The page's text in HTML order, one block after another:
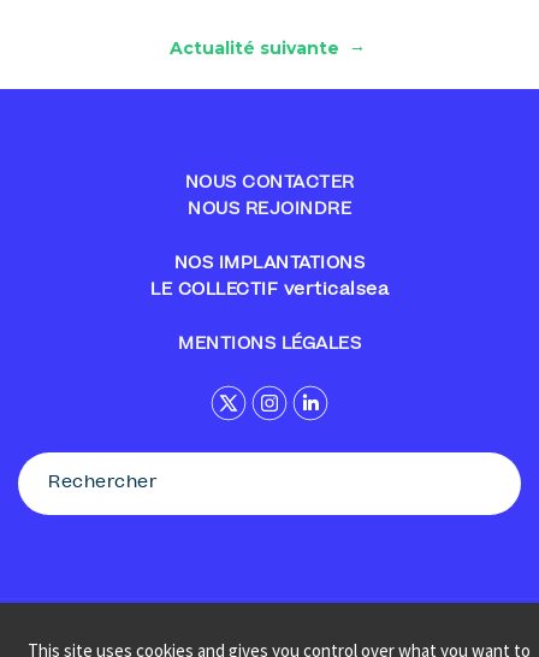
Actualité suivante →
NOUS CONTACTER
NOUS REJOINDRE
NOS IMPLANTATIONS
LE COLLECTIF verticalsea
MENTIONS LÉGALES
This site uses cookies and gives you control over what you want to